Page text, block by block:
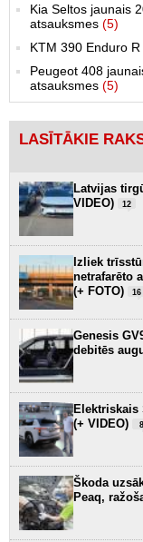
Kia Seltos jaunais
atsauksmes (5)
KTM 390 Enduro
Peugeot 408
atsauksmes (5)
LASĪTĀKIE
Latvijas
VIDEO)
12
Izliek
netrafarēto
(+ FOTO)
16
Genesis
debitēs
Elektriskais
(+ VIDEO)
8
Škoda
Peaq,